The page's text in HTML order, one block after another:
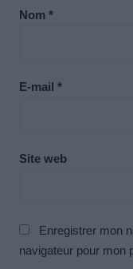
Nom *
E-mail *
Site web
Enregistrer mon
navigateur pour mon